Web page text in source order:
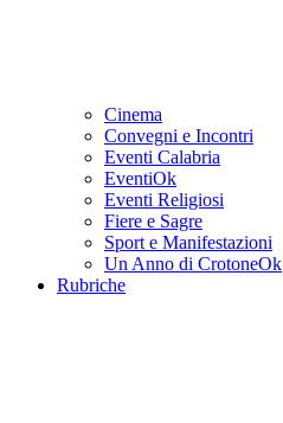
Cinema
Convegni e Incontri
Eventi Calabria
EventiOk
Eventi Religiosi
Fiere e Sagre
Sport e Manifestazioni
Un Anno di CrotoneOk
Rubriche